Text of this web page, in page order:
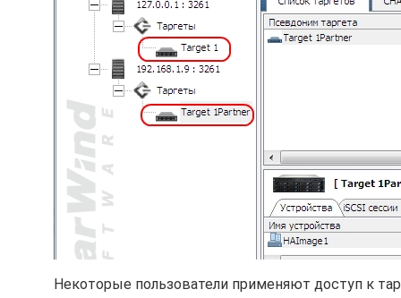
Некоторые пользователи применяют доступ к